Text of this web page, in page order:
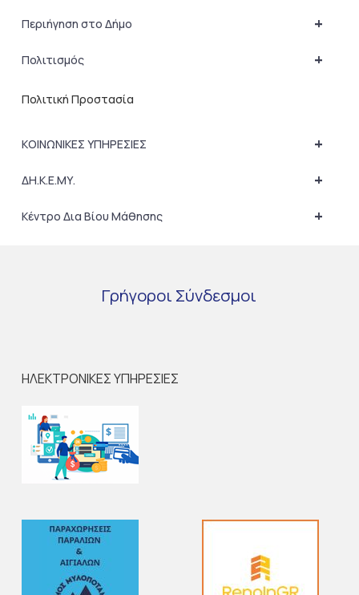
+
Περιήγηση στο Δήμο
+
Πολιτισμός
Πολιτική Προστασία
+
ΚΟΙΝΩΝΙΚΕΣ ΥΠΗΡΕΣΙΕΣ
+
ΔΗ.Κ.Ε.ΜΥ.
+
Κέντρο Δια Βίου Μάθησης
Γρήγοροι Σύνδεσμοι
ΗΛΕΚΤΡΟΝΙΚΕΣ ΥΠΗΡΕΣΙΕΣ